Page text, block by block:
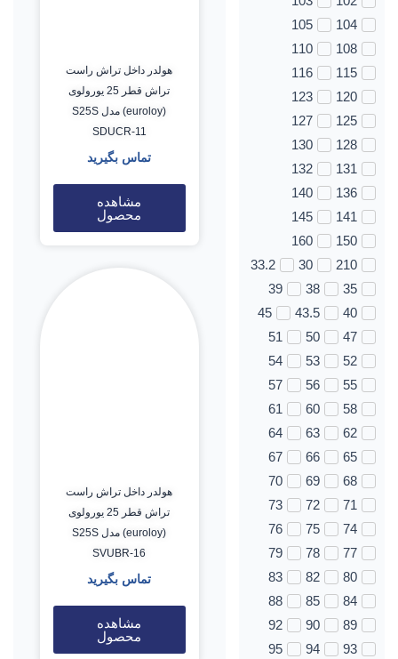
104
105
108
110
115
116
120
123
125
127
128
130
131
132
136
140
141
145
150
160
210
30
33.2
35
38
39
40
43.5
45
47
50
51
52
53
54
55
56
57
58
60
61
62
63
64
65
66
67
68
69
70
71
72
73
74
75
76
77
78
79
80
82
83
84
85
88
89
90
92
93
94
95
هولدر داخل تراش راست
تراش قطر 25 یورولوی
(euroloy) مدل S25S
SDUCR-11
تماس بگیرید
مشاهده
محصول
هولدر داخل تراش راست
تراش قطر 25 یورولوی
(euroloy) مدل S25S
SVUBR-16
تماس بگیرید
مشاهده
محصول